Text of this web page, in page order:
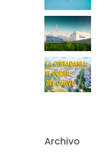
Archivo